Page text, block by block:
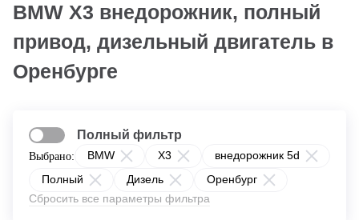
BMW X3 внедорожник, полный
привод, дизельный двигатель в
Оренбурге
Выбрано: BMW X3
внедорожник 5d
Полный
Дизель
Оренбург
Сбросить все параметры фильтра
Полный фильтр